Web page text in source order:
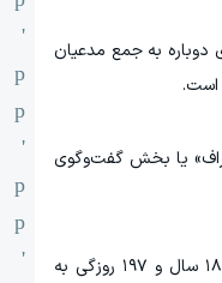
دوباره به جمع مدعیان
یا بخش گفت‌وگوی
گوکش در سال ۲۰۲۴ با شکست دادن دینگ لیرنِ چینی در مسابقه قهرمانی جهان، عنوان قهرمانی را به دست آورد و در ۱۸ سال و ۱۹۷ روزگی به